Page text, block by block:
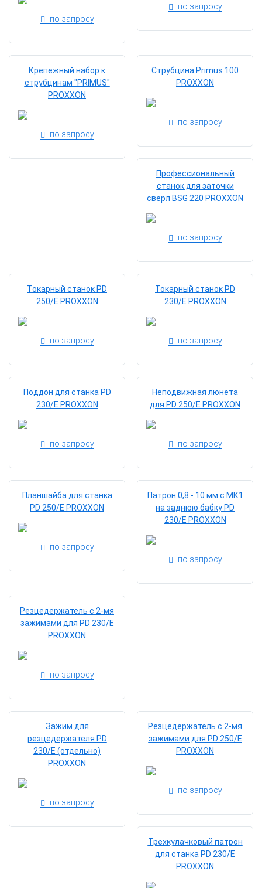
по запросу
по запросу
Крепежный набор к
струбцинам "PRIMUS"
PROXXON
по запросу
Струбцина Primus 100
PROXXON
по запросу
Профессиональный
станок для заточки
сверл BSG 220 PROXXON
по запросу
Токарный станок PD
250/E PROXXON
по запросу
Токарный станок PD
230/Е PROXXON
по запросу
Поддон для станка PD
230/E PROXXON
по запросу
Неподвижная люнета
для PD 250/E PROXXON
по запросу
Планшайба для станка
PD 250/E PROXXON
по запросу
Патрон 0,8 - 10 мм с МК1
на заднюю бабку PD
230/E PROXXON
по запросу
Резцедержатель с 2-мя
зажимами для PD 230/E
PROXXON
по запросу
Зажим для
резцедержателя PD
230/E (отдельно)
PROXXON
по запросу
Резцедержатель с 2-мя
зажимами для PD 250/E
PROXXON
по запросу
Трехкулачковый патрон
для станка PD 230/E
PROXXON